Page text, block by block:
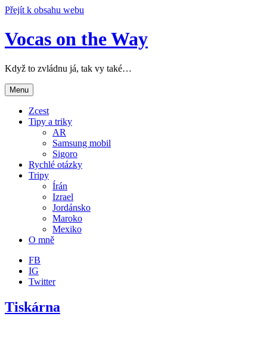
Přejít k obsahu webu
Vocas on the Way
Když to zvládnu já, tak vy také…
Menu
Zcest
Tipy a triky
AR
Samsung mobil
Sigoro
Rychlé otázky
Tripy
Írán
Izrael
Jordánsko
Maroko
Mexiko
O mně
FB
IG
Twitter
Tiskárna